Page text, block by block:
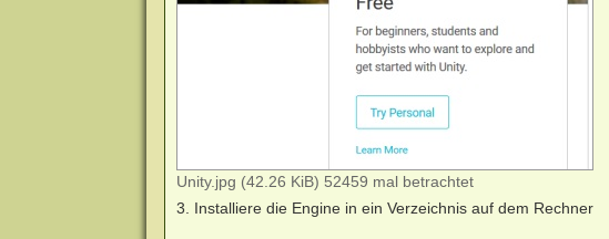
Unity.jpg (42.26 KiB) 52459 mal betrachtet
3. Installiere die Engine in ein Verzeichnis auf dem Rechner